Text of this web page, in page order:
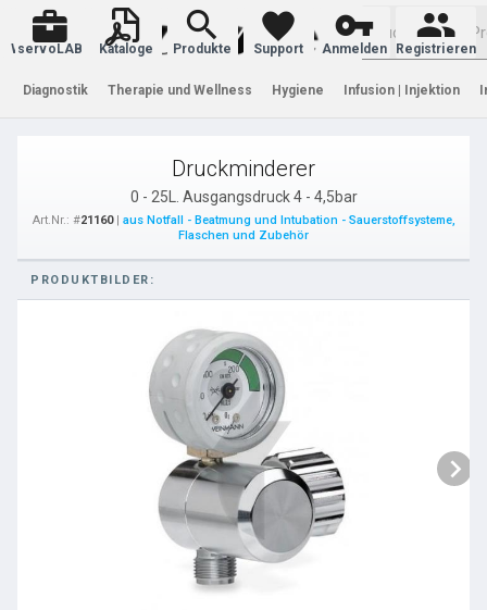
Warenkorb
servoLAB Kataloge Produkte Support Anmelden Registrieren
Diagnostik Therapie und Wellness Hygiene Infusion | Injektion
Druckminderer
0 - 25L. Ausgangsdruck 4 - 4,5bar
Art.Nr.: #21160| aus Notfall - Beatmung und Intubation - Sauerstoffsysteme,
Flaschen und Zubehör
PRODUKTBILDER: